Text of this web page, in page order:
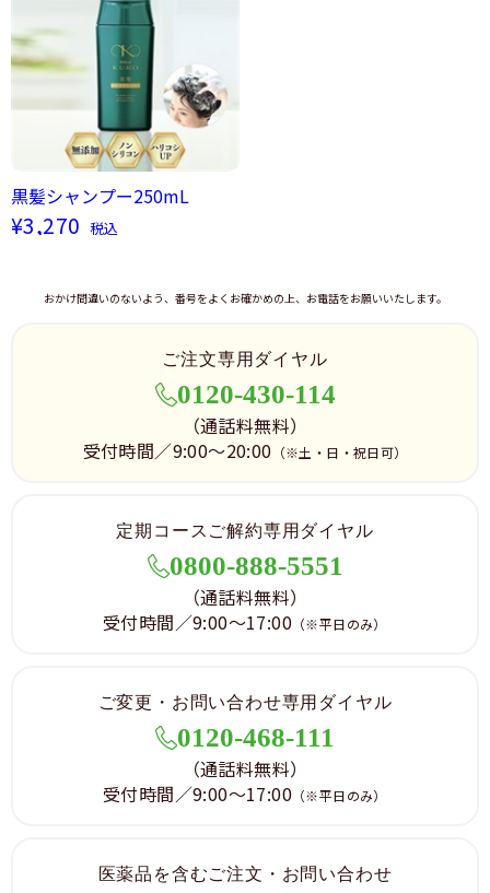
黒髪シャンプー250mL
¥3,270 税込
おかけ間違いのないよう、番号をよくお確かめの上、お電話をお願いいたします。
ご注文専用ダイヤル
0120-430-114
（通話料無料）
受付時間／9:00～20:00 （※土・日・祝日可）
定期コースご解約専用ダイヤル
0800-888-5551
（通話料無料）
受付時間／9:00～17:00 （※平日のみ）
ご変更・お問い合わせ専用ダイヤル
0120-468-111
（通話料無料）
受付時間／9:00～17:00 （※平日のみ）
医薬品を含むご注文・お問い合わせ